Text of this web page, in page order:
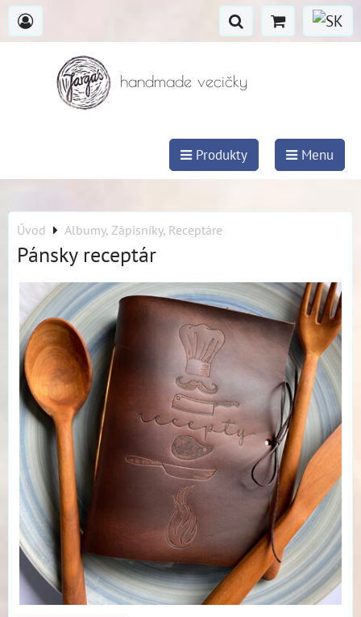
handmade vecičky
Produkty Menu
Úvod Albumy, Zápisníky, Receptáre
Pánsky receptár